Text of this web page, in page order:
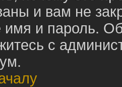
и вам не
имя и пароль.
с